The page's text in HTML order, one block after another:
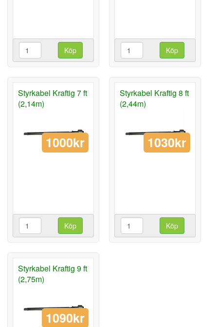
Köp Köp
Styrkabel Kraftig 7 ft
(2,14m)
1000kr
Köp
Styrkabel Kraftig 8 ft
(2,44m)
1030kr
Köp
Styrkabel Kraftig 9 ft
(2,75m)
1090kr